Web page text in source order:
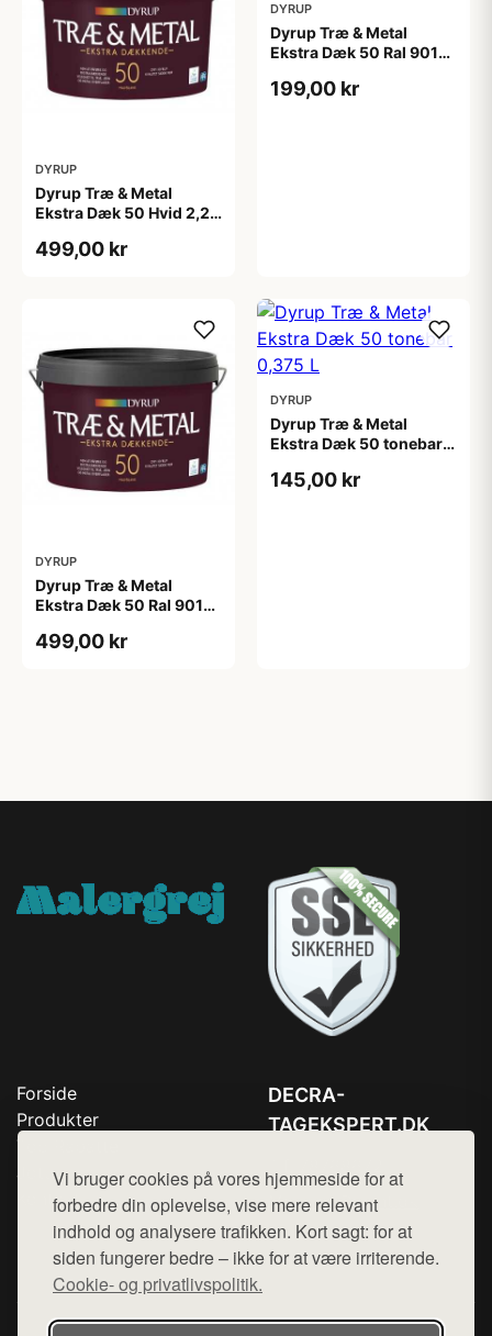
Vi bruger cookies på vores hjemmeside for at
forbedre din oplevelse, vise mere relevant
indhold og analysere trafikken. Kort sagt: for at
siden fungerer bedre – ikke for at være irriterende.
Cookie- og privatlivspolitik.
DYRUP
Dyrup Træ & Metal
Ekstra Dæk 50 Hvid 2,25
499,00 kr
DYRUP
Dyrup Træ & Metal
Ekstra Dæk 50 Ral 9010
199,00 kr
DYRUP
Dyrup Træ & Metal
Ekstra Dæk 50 Ral 9010
499,00 kr
DYRUP
Dyrup Træ & Metal
Ekstra Dæk 50 tonebar
145,00 kr
Forside
Produkter
Top Rabatter
Jotun maling
Kontakt
DECRA-
TAGEKSPERT.DK
Mail: hej@want.dk
Cookie- og privatlivspolitik